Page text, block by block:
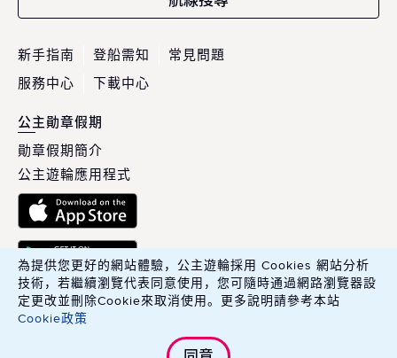
新手指南 登船需知
常見問題
服務中心
下載中心
公主勛章假期
勛章假期簡介
公主遊輪應用程式
英商康年華旅行社股份有限公司臺灣分公司 Carnival PLC, Taiwan
為提供您更好的網站體驗，公主遊輪採用 Cookies 網站分析
技術，若繼續瀏覽代表同意使用，您可隨時通過網路瀏覽器設
定更改並刪除Cookie來取消使用。更多說明請參考本站
Cookie政策